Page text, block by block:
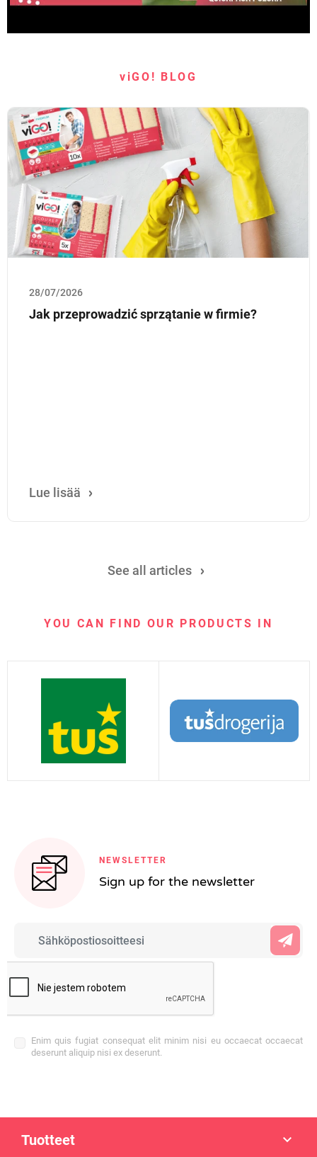
28/07/2026
Jak przeprowadzić sprzątanie w firmie?
Lue lisää
See all articles
YOU CAN FIND OUR PRODUCTS IN
NEWSLETTER
Sign up for the newsletter
Enim quis fugiat consequat elit minim nisi eu occaecat occaecat
deserunt aliquip nisi ex deserunt.
Tuotteet 